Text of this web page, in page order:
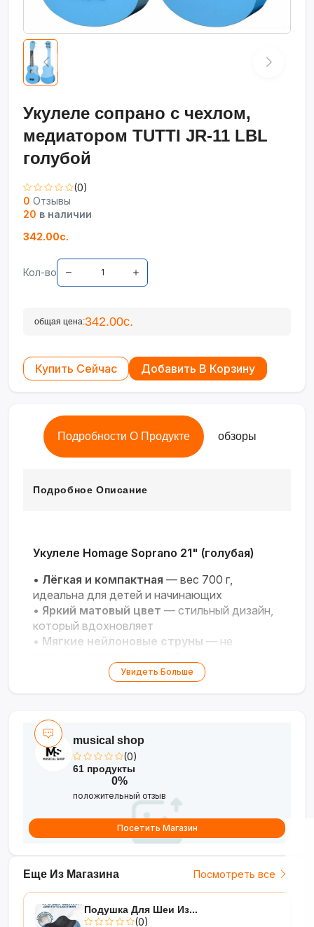
Укулеле сопрано с чехлом,
медиатором TUTTI JR-11 LBL
голубой
(0)
0 Отзывы
20 в наличии
342.00с.
Кол-во
общая цена:342.00с.
Купить Сейчас Добавить В Корзину
Подробности О Продукте обзоры
Подробное Описание
Укулеле Homage Soprano 21" (голубая)
• Лёгкая и компактная — вес 700 г,
идеальна для детей и начинающих
• Яркий матовый цвет — стильный дизайн,
который вдохновляет
• Мягкие нейлоновые струны — не
Чехол и медиатор в комплекте
песен у костра и домашних концертов
Увидеть Больше
Еще Из Магазина Посмотреть все
Подушка Для Шеи Из...
(0)
musical shop
(0)
61 продукты
0%
положительный отзыв
Посетить Магазин